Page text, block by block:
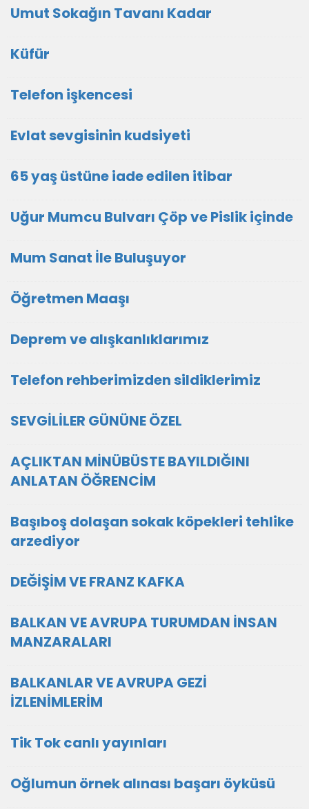
Umut Sokağın Tavanı Kadar
Küfür
Telefon işkencesi
Evlat sevgisinin kudsiyeti
65 yaş üstüne iade edilen itibar
Uğur Mumcu Bulvarı Çöp ve Pislik içinde
Mum Sanat İle Buluşuyor
Öğretmen Maaşı
Deprem ve alışkanlıklarımız
Telefon rehberimizden sildiklerimiz
SEVGİLİLER GÜNÜNE ÖZEL
AÇLIKTAN MİNÜBÜSTE BAYILDIĞINI
ANLATAN ÖĞRENCİM
Başıboş dolaşan sokak köpekleri tehlike
arzediyor
DEĞİŞİM VE FRANZ KAFKA
BALKAN VE AVRUPA TURUMDAN İNSAN
MANZARALARI
BALKANLAR VE AVRUPA GEZİ
İZLENİMLERİM
Tik Tok canlı yayınları
Oğlumun örnek alınası başarı öyküsü